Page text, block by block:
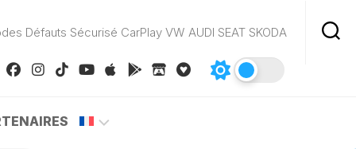
Défauts Sécurisé CarPlay VW AUDI SEAT SKODA